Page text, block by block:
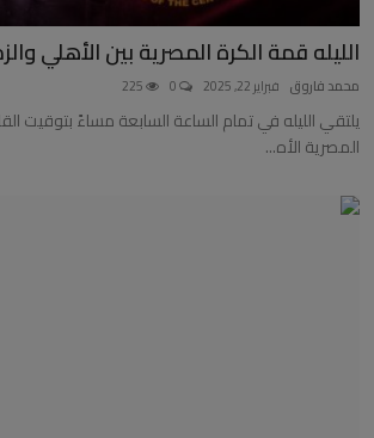
الليله قمة الكرة المصرية بين الأهلي
محمد فاروق فبراير 22, 2025
يلتقي الليله في تمام الساعة السابعة مساءً بتوقيت
المصرية الأه...